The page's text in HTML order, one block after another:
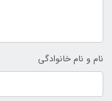
نام و نام خانوادگی